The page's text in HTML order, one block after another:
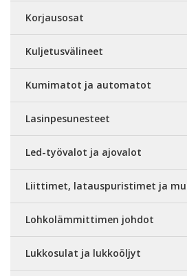
Korjausosat
Kuljetusvälineet
Kumimatot ja automatot
Lasinpesunesteet
Led-työvalot ja ajovalot
Liittimet, latauspuristimet ja
Lohkolämmittimen johdot
Lukkosulat ja lukkoöljyt